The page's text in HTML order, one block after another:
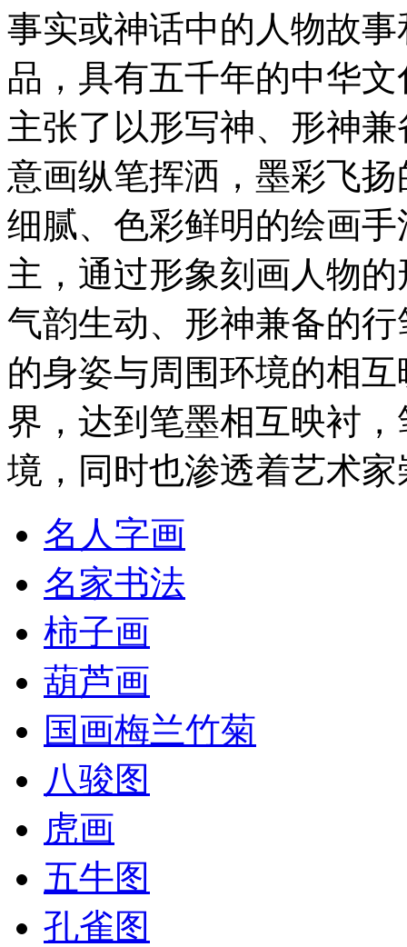
事实或神话中的人物故
品，具有五千年的中华
主张了以形写神、形神
意画纵笔挥洒，墨彩飞
细腻、色彩鲜明的绘画
主，通过形象刻画人物
气韵生动、形神兼备的
的身姿与周围环境的相
界，达到笔墨相互映衬
境，同时也渗透着艺术
名人字画
名家书法
柿子画
葫芦画
国画梅兰竹菊
八骏图
虎画
五牛图
孔雀图